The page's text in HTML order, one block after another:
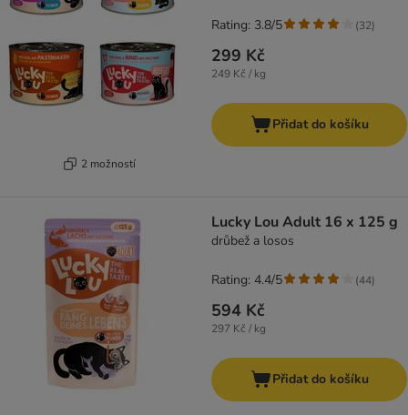
2 možností
299 Kč
249 Kč / kg
Rating: 3.8/5 (32)
Přidat do košíku
Lucky Lou Adult 16 x 125 g
drůbež a losos
594 Kč
297 Kč / kg
Rating: 4.4/5 (44)
Přidat do košíku